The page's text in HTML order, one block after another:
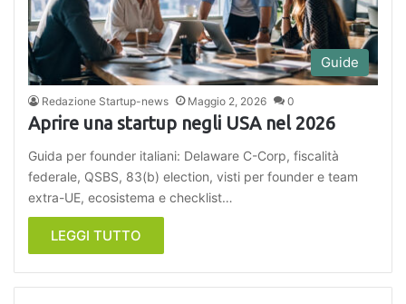
Guide
Redazione Startup-news Maggio 2, 2026 0
Aprire una startup negli USA nel 2026
Guida per founder italiani: Delaware C-Corp, fiscalità
federale, QSBS, 83(b) election, visti per founder e team
extra-UE, ecosistema e checklist…
LEGGI TUTTO